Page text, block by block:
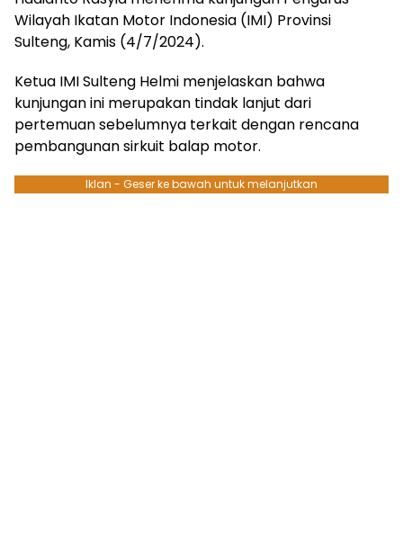
Wilayah Ikatan Motor Indonesia (IMI) Provinsi
Sulteng, Kamis (4/7/2024).
Ketua IMI Sulteng Helmi menjelaskan bahwa
kunjungan ini merupakan tindak lanjut dari
pertemuan sebelumnya terkait dengan rencana
pembangunan sirkuit balap motor.
Iklan - Geser ke bawah untuk melanjutkan